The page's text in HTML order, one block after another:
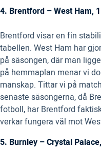
4. Brentford – West Ham, 1
Brentford visar en fin
tabellen. West Ham har
på säsongen, där man
på hemmaplan menar vi
manskap. Tittar vi på
senaste säsongerna, då
fotboll, har Brentford
verkar fungera väl mot
5. Burnley – Crystal